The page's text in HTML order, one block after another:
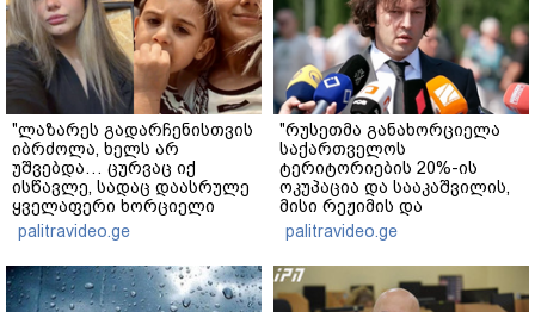
"ლაზარეს გადარჩენისთვის
იბრძოლა, ხელს არ
უშვებდა… ცურვაც იქ
ისწავლე, სადაც დაასრულე
ყველაფერი ხორციელი
ცხოვრებიდან" – რას წერს
ხობში დაღუპული დედა-
შვილის ახლობელი?
palitravideo.ge
"რუსეთმა განახორციელა
საქართველოს
ტერიტორიების 20%-ის
ოკუპაცია და სააკაშვილის,
მისი რეჟიმის და
"ნაცმოძრაობის" ღალატი
ვერანაირად ვერ
გადაფარავს ამ
დანაშაულს" - ირაკლი
კობახიძე
palitravideo.ge